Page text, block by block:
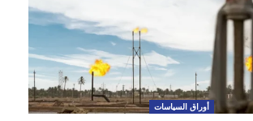
أوراق السياسات